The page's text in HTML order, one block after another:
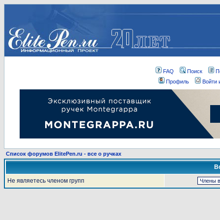
FAQ Поиск
Профиль
Войти
Список форумов ElitePen.ru - все о ручках
Не являетесь членом групп